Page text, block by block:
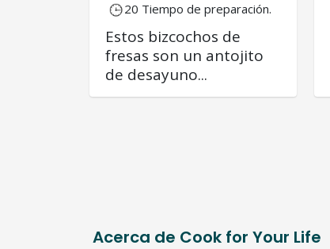
20 Tiempo de preparación.
Estos bizcochos de
fresas son un antojito
de desayuno...
Acerca de Cook for Your Life